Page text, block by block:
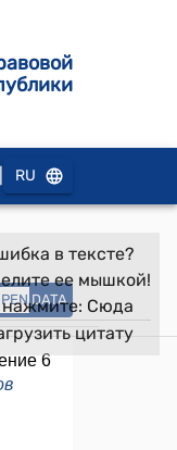
RU
DATA
в тексте?
ее мышкой!
Сюда
цитату